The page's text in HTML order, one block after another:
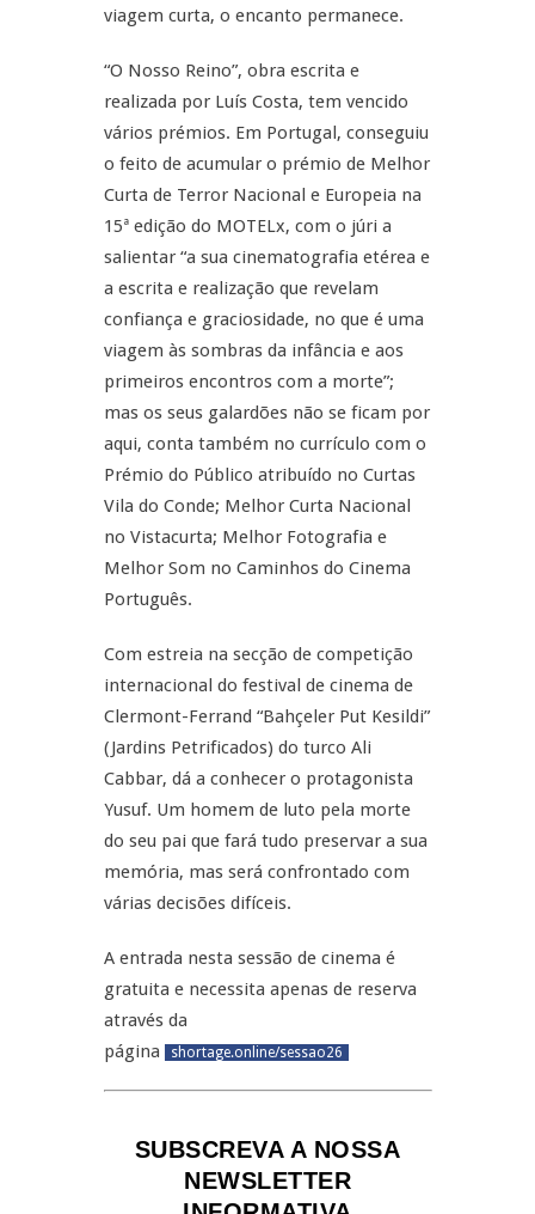
viagem curta, o encanto permanece.
“O Nosso Reino”, obra escrita e
realizada por Luís Costa, tem vencido
vários prémios. Em Portugal, conseguiu
o feito de acumular o prémio de Melhor
Curta de Terror Nacional e Europeia na
15ª edição do MOTELx, com o júri a
salientar “a sua cinematografia etérea e
a escrita e realização que revelam
confiança e graciosidade, no que é uma
viagem às sombras da infância e aos
primeiros encontros com a morte”;
mas os seus galardões não se ficam por
aqui, conta também no currículo com o
Prémio do Público atribuído no Curtas
Vila do Conde; Melhor Curta Nacional
no Vistacurta; Melhor Fotografia e
Melhor Som no Caminhos do Cinema
Português.
Com estreia na secção de competição
internacional do festival de cinema de
Clermont-Ferrand “Bahçeler Put Kesildi”
(Jardins Petrificados) do turco Ali
Cabbar, dá a conhecer o protagonista
Yusuf. Um homem de luto pela morte
do seu pai que fará tudo preservar a sua
memória, mas será confrontado com
várias decisões difíceis.
A entrada nesta sessão de cinema é
gratuita e necessita apenas de reserva
através da
página
shortage.online/sessao26
SUBSCREVA A NOSSA
NEWSLETTER